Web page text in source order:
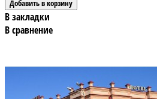
В закладки
В сравнение